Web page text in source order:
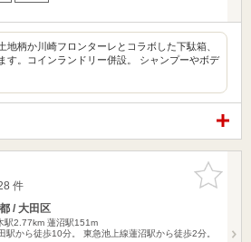
地柄か川崎フロンターレとコラボした下駄箱、
す。コインランドリー併設。 シャンプーやボデ
お気に入
りに追加
件
/ 大田区
駅2.77km 蓮沼駅151m
駅から徒歩10分。 東急池上線蓮沼駅から徒歩2分。